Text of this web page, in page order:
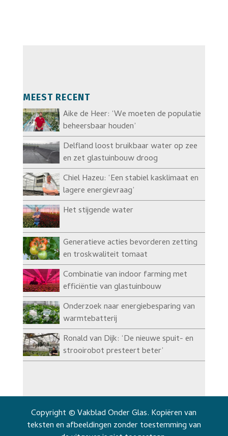
MEEST RECENT
Aike de Heer: ‘We moeten de populatie
beheersbaar houden’
Delfland loost bruikbaar water op zee
en zet glastuinbouw droog
Chiel Hazeu: ‘Een stabiel kasklimaat en
lagere energievraag’
Het stijgende water
Generatieve acties bevorderen zetting
en troskwaliteit tomaat
Combinatie van indoor farming met
efficiëntie van glastuinbouw
Onderzoek naar energiebesparing van
warmtebatterij
Ronald van Dijk: ‘De nieuwe spuit- en
strooirobot presteert beter’
Copyright © Vakblad Onder Glas. Kopiëren van
teksten en afbeeldingen zonder toestemming van